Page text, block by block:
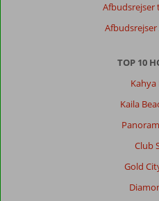
Afbudsrejser
TOP 10
Kaila
Club
Gold